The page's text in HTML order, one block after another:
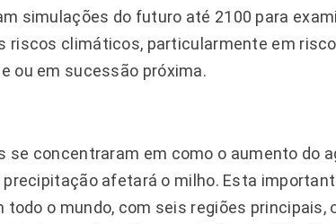
simulações do futuro até 2100 para
riscos climáticos, particularmente em
ou em sucessão próxima.
se concentraram em como o aumento do
afetará o milho. Esta
o mundo, com seis regiões principais,